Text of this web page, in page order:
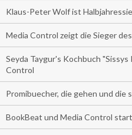
Klaus-Peter Wolf ist
Media Control zeigt die Sieger
Seyda Taygur's Kochbuch
Control
Promibuecher, die gehen und die
BookBeat und Media Control